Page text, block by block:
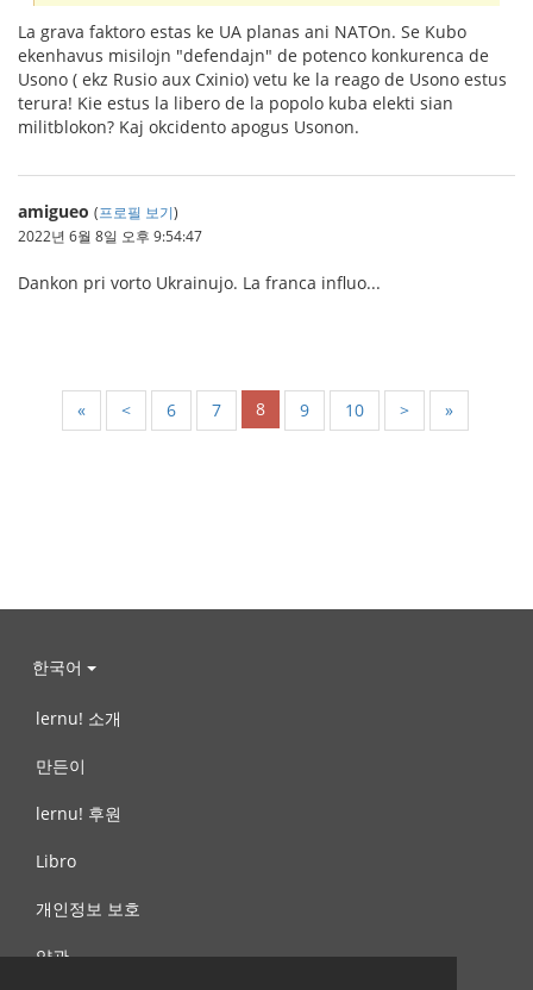
La grava faktoro estas ke UA planas ani NATOn. Se Kubo
ekenhavus misilojn "defendajn" de potenco konkurenca de
Usono ( ekz Rusio aux Cxinio) vetu ke la reago de Usono estus
terura! Kie estus la libero de la popolo kuba elekti sian
militblokon? Kaj okcidento apogus Usonon.
amigueo (프로필 보기)
2022년 6월 8일 오후 9:54:47
Dankon pri vorto Ukrainujo. La franca influo...
« < 6 7 8 9 10 > »
한국어
lernu! 소개
만든이
lernu! 후원
Libro
개인정보 보호
약관